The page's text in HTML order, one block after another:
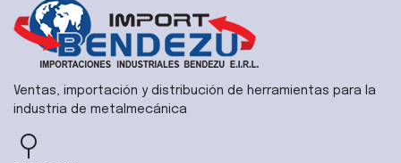
Ventas, importación y distribución de herramientas para la
industria de metalmecánica